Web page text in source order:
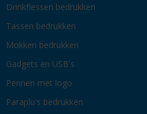
Drinkflessen bedrukken
Tassen bedrukken
Mokken bedrukken
Gadgets en USB's
Pennen met logo
Paraplu's bedrukken